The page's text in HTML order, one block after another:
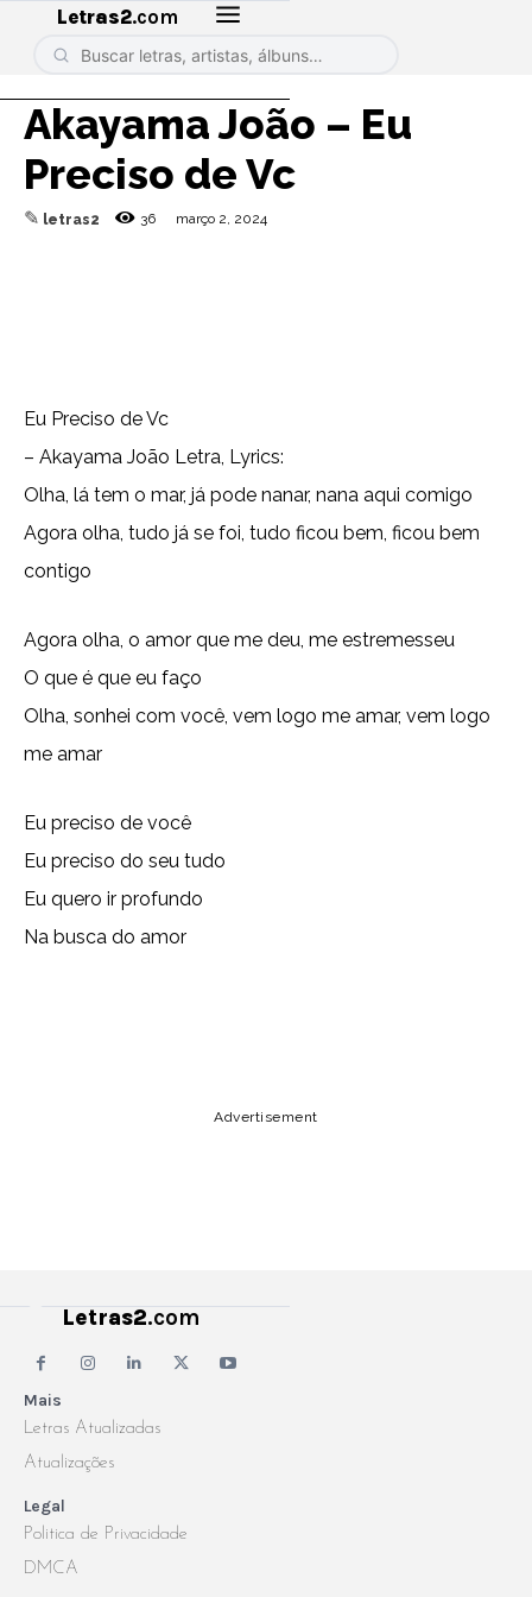
Letras2.com
Akayama João – Eu
Preciso de Vc
✎ letras2 36 março 2, 2024
Eu Preciso de Vc
– Akayama João Letra, Lyrics:
Olha, lá tem o mar, já pode nanar, nana aqui comigo
Agora olha, tudo já se foi, tudo ficou bem, ficou bem
contigo
Agora olha, o amor que me deu, me estremesseu
O que é que eu faço
Olha, sonhei com você, vem logo me amar, vem logo
me amar
Eu preciso de você
Eu preciso do seu tudo
Eu quero ir profundo
Na busca do amor
Advertisement
Mais
Letras Atualizadas
Atualizações
Legal
Politica de Privacidade
DMCA
Letras2.com